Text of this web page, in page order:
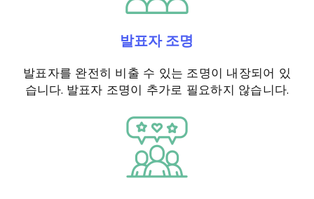
발표자 조명
발표자를 완전히 비출 수 있는 조명이 내장되어 있
습니다. 발표자 조명이 추가로 필요하지 않습니다.